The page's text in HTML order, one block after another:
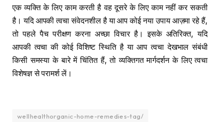
एक व्यक्ति के लिए काम करती है वह दूसरे के लिए काम नहीं कर सकती
है। यदि आपकी त्वचा संवेदनशील है या आप कोई नया उपाय आज़मा रहे हैं,
तो पहले पैच परीक्षण करना अच्छा विचार है। इसके अतिरिक्त, यदि
आपकी त्वचा की कोई विशिष्ट स्थिति है या आप त्वचा देखभाल संबंधी
किसी समस्या के बारे में चिंतित हैं, तो व्यक्तिगत मार्गदर्शन के लिए त्वचा
विशेषज्ञ से परामर्श लें।
wellhealthorganic-home-remedies-tag/